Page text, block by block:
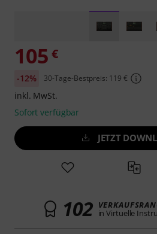
105 €
-12% 30-Tage-Bestpreis: 119 €
inkl. MwSt.
Sofort verfügbar
JETZT
102 in Virtuelle